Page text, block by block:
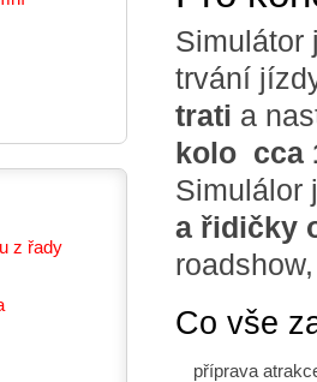
Simulátor
trvání
trati a
kolo cca
Simulálor
a řidičky
Co vše
příprava
z řady